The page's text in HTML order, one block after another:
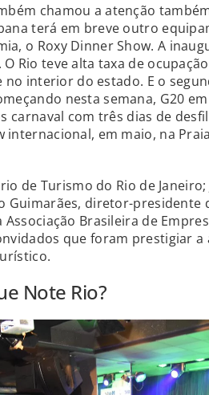
chamou a atenção
terá em breve outro
o Roxy Dinner Show. A
Rio teve alta taxa de
interior do estado. E o
nesta semana, G20
carnaval com três dias de
em maio, na
de Turismo do Rio de Janeiro;
Guimarães, diretor-presidente
Brasileira de
que foram prestigiar a
Note Rio?